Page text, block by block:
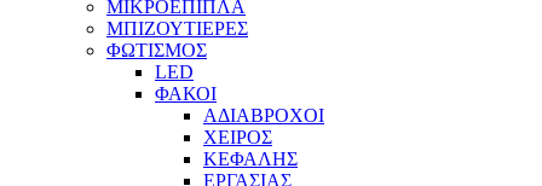
ΜΙΚΡΟΕΠΙΠΛΑ
ΜΠΙΖΟΥΤΙΕΡΕΣ
ΦΩΤΙΣΜΟΣ
LED
ΦΑΚΟΙ
ΑΔΙΑΒΡΟΧΟΙ
ΧΕΙΡΟΣ
ΚΕΦΑΛΗΣ
ΕΡΓΑΣΙΑΣ